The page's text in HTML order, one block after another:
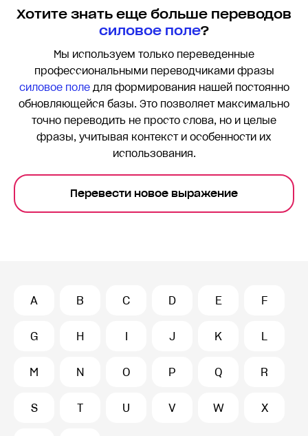
Хотите знать еще больше переводов
силовое поле?
Мы используем только переведенные
профессиональными переводчиками фразы
силовое поледля формирования нашей постоянно
обновляющейся базы. Это позволяет максимально
точно переводить не просто слова, но и целые
фразы, учитывая контекст и особенности их
использования.
Перевести новое выражение
A B C D E F
G H I J K L
M N O P Q R
S T U V W X